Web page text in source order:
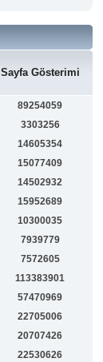
Sayfa Gösterimi
89254059
3303256
14605354
15077409
14502932
15952689
10300035
7939779
7572605
113383901
57470969
22705006
20707426
22530626